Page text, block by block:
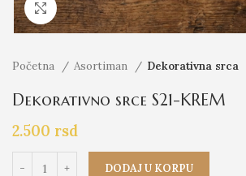
Click to enlarge
Početna Asortiman Dekorativna srca
Dekorativno srce S21-KREM
2.500 rsd
DODAJ U KORPU